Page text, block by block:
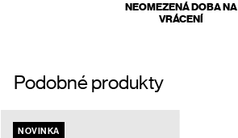
NEOMEZENÁ DOBA NA
VRÁCENÍ
Podobné produkty
NOVINKA